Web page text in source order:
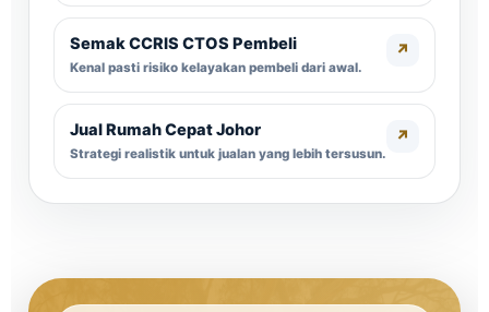
Semak CCRIS CTOS Pembeli
Kenal pasti risiko kelayakan pembeli dari awal.
↗
Jual Rumah Cepat Johor
Strategi realistik untuk jualan yang lebih tersusun.
↗